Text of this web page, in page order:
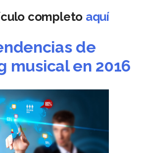
completo aquí
de
musical en 2016